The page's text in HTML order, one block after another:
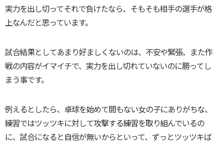
実力を出し切ってそれで負けたなら、そもそも相手の選手が格
上なんだと思っています。
試合結果としてあまり好ましくないのは、不安や緊張、また作
戦の内容がイマイチで、実力を出し切れていないのに勝ってし
まう事です。
例えるとしたら、卓球を始めて間もない女の子にありがちな、
練習ではツッツキに対して攻撃する練習を取り組んでいるの
に、試合になると自信が無いからといって、ずっとツッツキば